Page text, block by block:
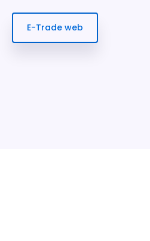
E-Trade web